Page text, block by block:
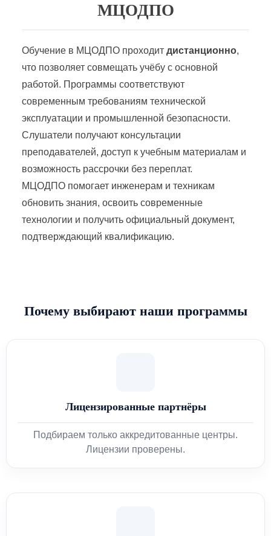
МЦОДПО
Обучение в МЦОДПО проходит дистанционно,
что позволяет совмещать учёбу с основной
работой. Программы соответствуют
современным требованиям технической
эксплуатации и промышленной безопасности.
Слушатели получают консультации
преподавателей, доступ к учебным материалам и
возможность рассрочки без переплат.
МЦОДПО помогает инженерам и техникам
обновить знания, освоить современные
технологии и получить официальный документ,
подтверждающий квалификацию.
Почему выбирают наши программы
Лицензированные партнёры
Подбираем только аккредитованные центры.
Лицензии проверены.